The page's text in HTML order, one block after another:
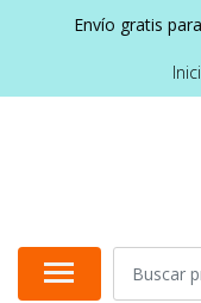
Envío gratis